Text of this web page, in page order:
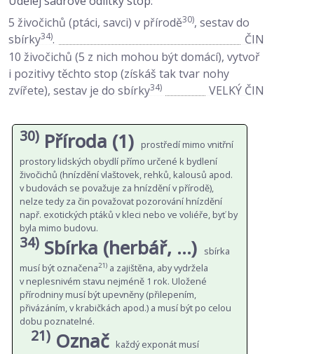
5 živočichů (ptáci, savci) v přírodě30), sestav do
sbírky34).
ČIN
10 živočichů (5 z nich mohou být domácí), vytvoř
i pozitivy těchto stop (získáš tak tvar nohy
zvířete), sestav je do sbírky34) VELKÝ ČIN
30) Příroda (1)
prostředí mimo vnitřní
prostory lidských obydlí přímo určené k bydlení
živočichů (hnízdění vlaštovek, rehků, kalousů apod.
v budovách se považuje za hnízdění v přírodě),
nelze tedy za čin považovat pozorování hnízdění
např. exotických ptáků v kleci nebo ve voliéře, byť by
byla mimo budovu.
34) Sbírka (herbář, …)
sbírka
musí být označena21) a zajištěna, aby vydržela
v neplesnivém stavu nejméně 1 rok. Uložené
přírodniny musí být upevněny (přilepením,
přivázáním, v krabičkách apod.) a musí být po celou
dobu poznatelné.
21) Označ
každý exponát musí